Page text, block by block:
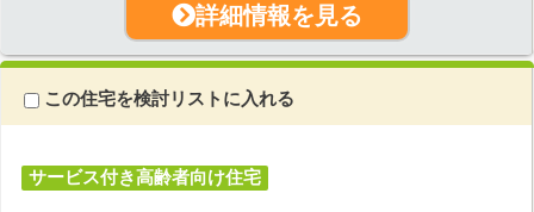
詳細情報を見る
この住宅を検討リストに入れる
サービス付き高齢者向け住宅